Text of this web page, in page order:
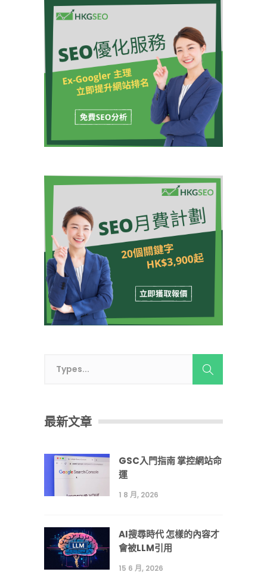
最新文章
GSC入門指南 掌控網站命
運
1 8 月, 2026
AI搜尋時代 怎樣的內容才
會被LLM引用
15 6 月, 2026